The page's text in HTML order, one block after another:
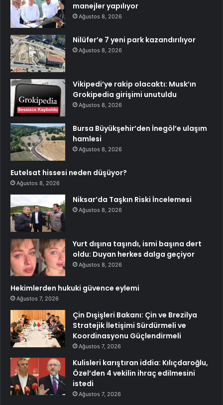
manejler yapılıyor
Ağustos 8, 2026
Nilüfer’e 7 yeni park kazandırılıyor
Ağustos 8, 2026
Vikipedi’ye rakip olacaktı: Musk’ın
Grokipedia girişimi unutuldu
Ağustos 8, 2026
Bursa Büyükşehir’den İnegöl’e ulaşım
hamlesi
Ağustos 8, 2026
Eutelsat hissesi neden düşüyor?
Ağustos 8, 2026
Niksar’da Taşkın Riski İncelemesi
Ağustos 8, 2026
Yurt dışına taşındı, ismi başına dert
oldu: Duyan herkes dalga geçiyor
Ağustos 8, 2026
Hekimlerden hukuki güvence eylemi
Ağustos 7, 2026
Çin Dışişleri Bakanı: Çin ve Brezilya
Stratejik İletişimi Sürdürmeli ve
Koordinasyonu Güçlendirmeli
Ağustos 7, 2026
Kulisleri karıştıran iddia: Kılıçdaroğlu,
Özel’den 4 vekilin ihraç edilmesini
istedi
Ağustos 7, 2026